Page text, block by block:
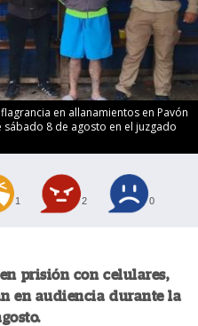
en allanamientos en Pavón
8 de agosto en el juzgado
1 2 0
prisión con celulares,
en audiencia durante la